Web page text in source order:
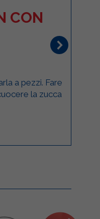
CON
a pezzi. Fare
la zucca